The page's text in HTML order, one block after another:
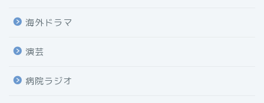
海外ドラマ
演芸
病院ラジオ